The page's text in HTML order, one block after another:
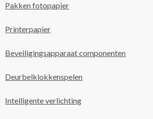
Pakken fotopapier
Printerpapier
Beveiligingsapparaat componenten
Deurbelklokkenspelen
Intelligente verlichting